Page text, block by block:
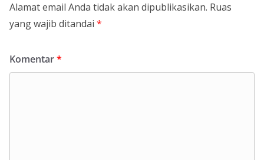
Alamat email Anda tidak akan dipublikasikan. Ruas
yang wajib ditandai *
Komentar*